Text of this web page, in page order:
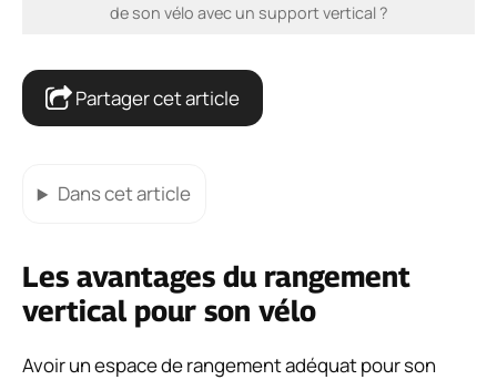
de son vélo avec un support vertical ?
Partager cet article
Dans cet article
Les avantages du rangement
vertical pour son vélo
Avoir un espace de rangement adéquat pour son